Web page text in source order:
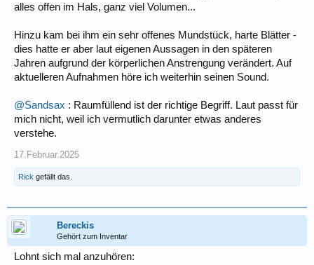
alles offen im Hals, ganz viel Volumen...
Hinzu kam bei ihm ein sehr offenes Mundstück, harte Blätter -
dies hatte er aber laut eigenen Aussagen in den späteren
Jahren aufgrund der körperlichen Anstrengung verändert. Auf
aktuelleren Aufnahmen höre ich weiterhin seinen Sound.
@Sandsax : Raumfüllend ist der richtige Begriff. Laut passt für
mich nicht, weil ich vermutlich darunter etwas anderes
verstehe.
17.Februar.2025
Rick gefällt das.
Bereckis
Gehört zum Inventar
Lohnt sich mal anzuhören: